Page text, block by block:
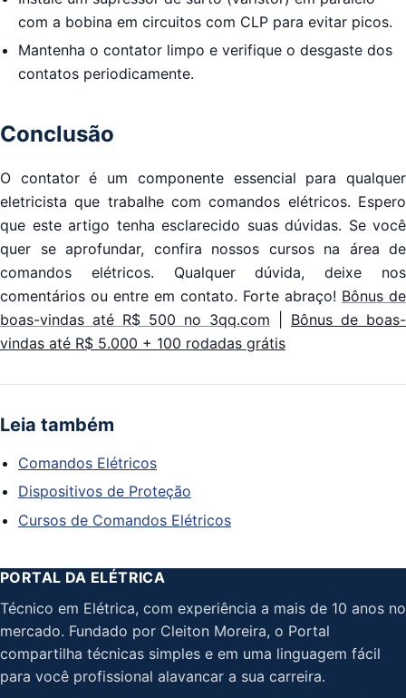
com a bobina em circuitos com CLP para evitar picos.
Mantenha o contator limpo e verifique o desgaste dos
contatos periodicamente.
Conclusão
O contator é um componente essencial para qualquer
eletricista que trabalhe com comandos elétricos. Espero
que este artigo tenha esclarecido suas dúvidas. Se você
quer se aprofundar, confira nossos cursos na área de
comandos elétricos. Qualquer dúvida, deixe nos
comentários ou entre em contato. Forte abraço! Bônus de
boas-vindas até R$ 500 no 3qq.com
Bônus de boas-
vindas até R$ 5.000 + 100 rodadas grátis
Leia também
Comandos Elétricos
Dispositivos de Proteção
Cursos de Comandos Elétricos
PORTAL DA ELÉTRICA
Técnico em Elétrica, com experiência a mais de 10 anos no
mercado. Fundado por Cleiton Moreira, o Portal
compartilha técnicas simples e em uma linguagem fácil
para você profissional alavancar a sua carreira.